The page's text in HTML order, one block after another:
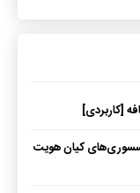
کیان هویت